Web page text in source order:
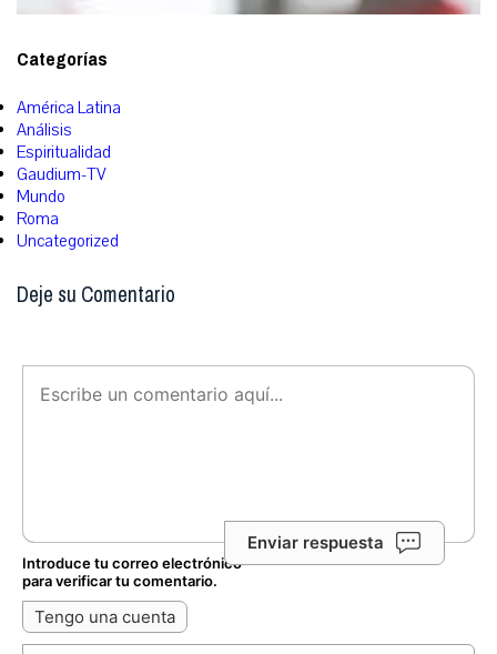
Categorías
América Latina
Análisis
Espiritualidad
Gaudium-TV
Mundo
Roma
Uncategorized
Deje su Comentario
Enviar respuesta
Introduce tu correo electrónico
para verificar tu comentario.
Tengo una cuenta